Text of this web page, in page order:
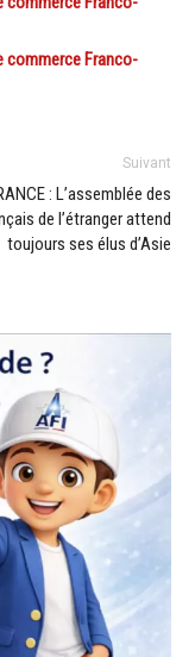
commerce Franco-
Suivant
: L’assemblée des
de l’étranger attend
toujours ses élus d’Asie